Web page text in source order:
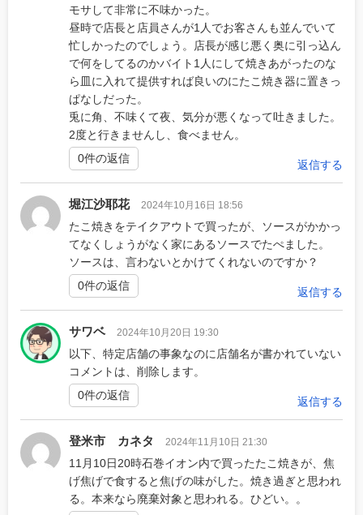
モサして非常に不味かった。
昼時で店長と店員さんが1人でお客さんも並んでいて
忙しかったのでしょう。店長が感じ悪く奥に引っ込ん
で何をしてるのかバイト1人にして焼きあがったのな
ら皿に入れて提供すれば良いのにたこ焼き器に置きっ
ぱなしだった。
兎に角、不味くて夜、気分が悪くなって吐きました。
2度と行きませんし、食べません。
返信する
0件の返信
堀江沙耶花 2024年10月16日 18:56
たこ焼きをテイクアウトで買ったが、ソースがかかっ
てなくしょうがなく家にあるソースでたぺました。
ソースは、言わないとかけてくれないのですか？
返信する
0件の返信
サワベ 2024年10月20日 19:30
以下、特定店舗の事象なのに店舗名が書かれていない
コメントは、削除します。
返信する
0件の返信
登米市 カネタ 2024年11月10日 21:30
11月10日20時石巻イオン内で買ったたこ焼きが、焦
げ焦げで食すると焦げの味がした。焼き過ぎと思われ
る。本来なら廃棄対象と思われる。ひどい。。